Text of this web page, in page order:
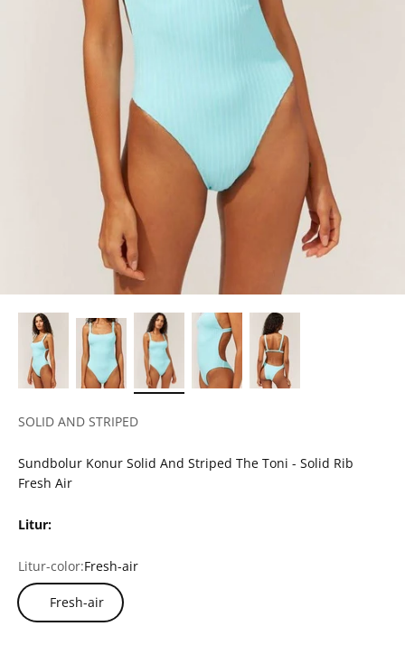
SOLID AND STRIPED
Sundbolur Konur Solid And Striped The Toni - Solid Rib
Fresh Air
Litur:
Litur-color:Fresh-air
Fresh-air